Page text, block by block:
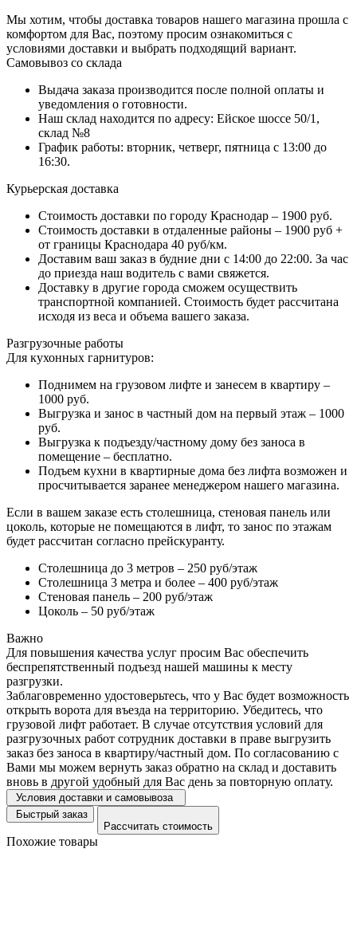
Мы хотим, чтобы доставка товаров нашего магазина прошла с
комфортом для Вас, поэтому просим ознакомиться с
условиями доставки и выбрать подходящий вариант.
Самовывоз со склада
Выдача заказа производится после полной оплаты и
уведомления о готовности.
Наш склад находится по адресу: Ейское шоссе 50/1,
склад №8
График работы: вторник, четверг, пятница с 13:00 до
16:30.
Курьерская доставка
Стоимость доставки по городу Краснодар – 1900 руб.
Стоимость доставки в отдаленные районы – 1900 руб +
от границы Краснодара 40 руб/км.
Доставим ваш заказ в будние дни с 14:00 до 22:00. За час
до приезда наш водитель с вами свяжется.
Доставку в другие города сможем осуществить
транспортной компанией. Стоимость будет рассчитана
исходя из веса и объема вашего заказа.
Разгрузочные работы
Для кухонных гарнитуров:
Поднимем на грузовом лифте и занесем в квартиру –
1000 руб.
Выгрузка и занос в частный дом на первый этаж – 1000
руб.
Выгрузка к подъезду/частному дому без заноса в
помещение – бесплатно.
Подъем кухни в квартирные дома без лифта возможен и
просчитывается заранее менеджером нашего магазина.
Если в вашем заказе есть столешница, стеновая панель или
цоколь, которые не помещаются в лифт, то занос по этажам
будет рассчитан согласно прейскуранту.
Столешница до 3 метров – 250 руб/этаж
Столешница 3 метра и более – 400 руб/этаж
Стеновая панель – 200 руб/этаж
Цоколь – 50 руб/этаж
Важно
Для повышения качества услуг просим Вас обеспечить
беспрепятственный подъезд нашей машины к месту
разгрузки.
Заблаговременно удостоверьтесь, что у Вас будет возможность
открыть ворота для въезда на территорию. Убедитесь, что
грузовой лифт работает. В случае отсутствия условий для
разгрузочных работ сотрудник доставки в праве выгрузить
заказ без заноса в квартиру/частный дом. По согласованию с
Вами мы можем вернуть заказ обратно на склад и доставить
вновь в другой удобный для Вас день за повторную оплату.
Условия доставки и самовывоза
Быстрый заказ
Рассчитать стоимость
Похожие товары